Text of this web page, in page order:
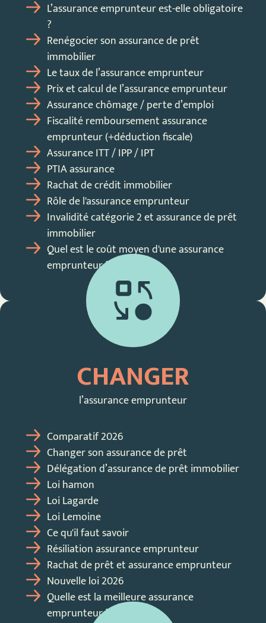
L’assurance emprunteur est-elle obligatoire
?
Renégocier son assurance de prêt
immobilier
Le taux de l’assurance emprunteur
Prix et calcul de l’assurance emprunteur
Assurance chômage / perte d’emploi
Fiscalité remboursement assurance
emprunteur (+déduction fiscale)
Assurance ITT / IPP / IPT
PTIA assurance
Rachat de crédit immobilier
Rôle de l'assurance emprunteur
Invalidité catégorie 2 et assurance de prêt
immobilier
Quel est le coût moyen d'une assurance
emprunteur ?
CHANGER
l’assurance emprunteur
Comparatif 2026
Changer son assurance de prêt
Délégation d’assurance de prêt immobilier
Loi hamon
Loi Lagarde
Loi Lemoine
Ce qu'il faut savoir
Résiliation assurance emprunteur
Rachat de prêt et assurance emprunteur
Nouvelle loi 2026
Quelle est la meilleure assurance
emprunteur ?